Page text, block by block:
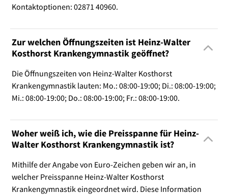
Kontaktoptionen: 02871 40960.
Zur welchen Öffnungszeiten ist Heinz-Walter
Kosthorst Krankengymnastik geöffnet?
Die Öffnungszeiten von Heinz-Walter Kosthorst
Krankengymnastik lauten: Mo.: 08:00-19:00; Di.: 08:00-19:00;
Mi.: 08:00-19:00; Do.: 08:00-19:00; Fr.: 08:00-19:00.
Woher weiß ich, wie die Preisspanne für Heinz-
Walter Kosthorst Krankengymnastik ist?
Mithilfe der Angabe von Euro-Zeichen geben wir an, in
welcher Preisspanne Heinz-Walter Kosthorst
Krankengymnastik eingeordnet wird. Diese Information